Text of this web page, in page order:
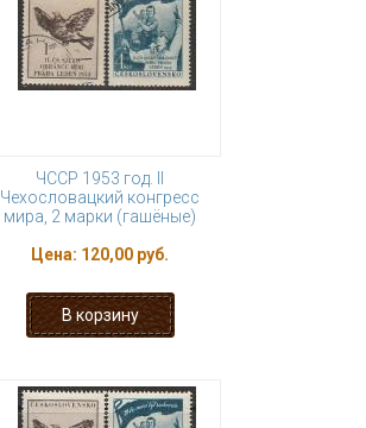
ЧССР 1953 год. II
Чехословацкий конгресс
мира, 2 марки (гашёные)
Цена: 120,00 руб.